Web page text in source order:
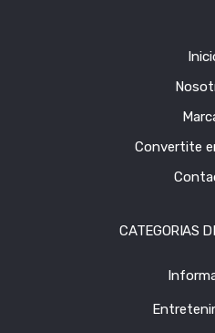
Convertite
CATEGORIAS